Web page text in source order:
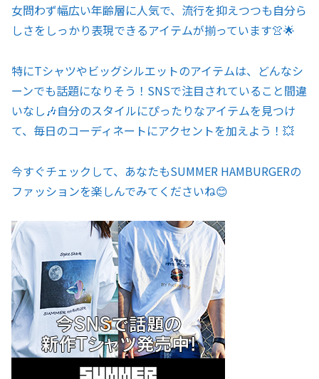
女問わず幅広い年齢層に人気で、流行を抑えつつも自分ら
しさをしっかり表現できるアイテムが揃っています👚🌟
特にTシャツやビッグシルエットのアイテムは、どんなシ
ーンでも話題になりそう！SNSで注目されていること間違
いなし🎶自分のスタイルにぴったりなアイテムを見つけ
て、毎日のコーディネートにアクセントを加えよう！💥
今すぐチェックして、あなたもSUMMER HAMBURGERの
ファッションを楽しんでみてくださいね😊